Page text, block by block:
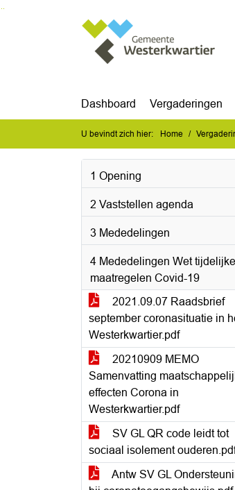
Dashboard Vergaderingen
U bevindt zich hier: Home
1 Opening
2 Vaststellen agenda
3 Mededelingen
4 Mededelingen Wet tijdelijke
maatregelen Covid-19
2021.09.07 Raadsbrief
september coronasituatie in
Westerkwartier.pdf
20210909 MEMO
Samenvatting
effecten Corona in
Westerkwartier.pdf
SV GL QR code leidt tot
sociaal isolement
Antw SV GL